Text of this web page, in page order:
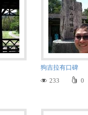
狗吉拉有口碑
233
0